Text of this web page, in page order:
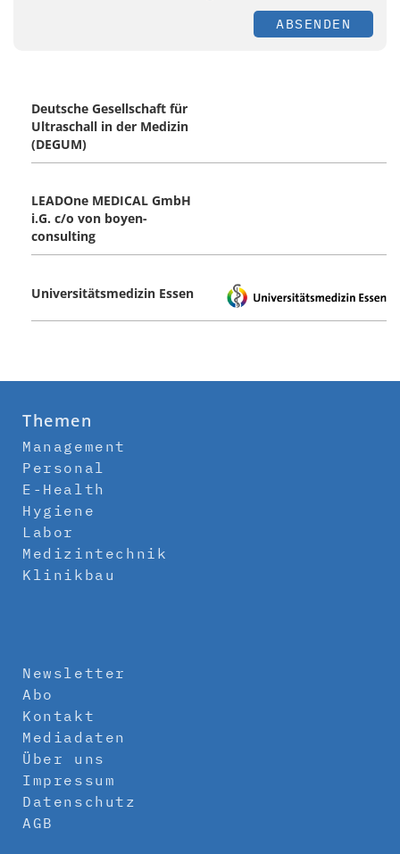
ABSENDEN
Deutsche Gesellschaft für
Ultraschall in der Medizin
(DEGUM)
LEADOne MEDICAL GmbH
i.G. c/o von boyen-
consulting
Universitätsmedizin Essen
Themen
Management
Personal
E-Health
Hygiene
Labor
Medizintechnik
Klinikbau
Newsletter
Abo
Kontakt
Mediadaten
Über uns
Impressum
Datenschutz
AGB